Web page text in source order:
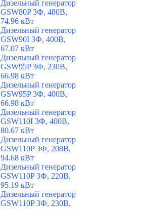
Дизельный генератор
GSW80P 3Ф, 480В,
74.96 кВт
Дизельный генератор
GSW90I 3Ф, 400В,
67.07 кВт
Дизельный генератор
GSW95P 3Ф, 230В,
66.98 кВт
Дизельный генератор
GSW95P 3Ф, 400В,
66.98 кВт
Дизельный генератор
GSW110I 3Ф, 400В,
80.67 кВт
Дизельный генератор
GSW110P 3Ф, 208В,
94.68 кВт
Дизельный генератор
GSW110P 3Ф, 220В,
95.19 кВт
Дизельный генератор
GSW110P 3Ф, 230В,